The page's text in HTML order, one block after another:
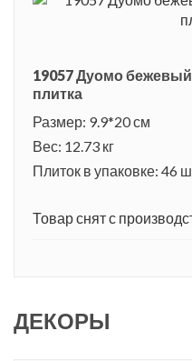
19057 Дуомо
плитка
Размер: 9.9*20 см
Вес: 12.73 кг
Плиток в упаковке: 46
Товар снят с
ДЕКОРЫ